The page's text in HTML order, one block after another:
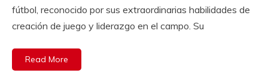
fútbol, reconocido por sus extraordinarias habilidades de
creación de juego y liderazgo en el campo. Su
Read More